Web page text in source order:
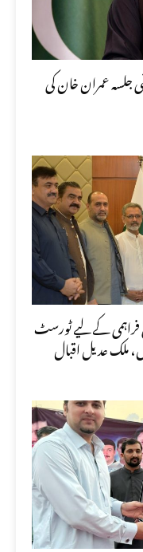
جلسہ عمران خان کی
فراہمی کے لیے ٹورسٹ
ملک عدیل اقبال